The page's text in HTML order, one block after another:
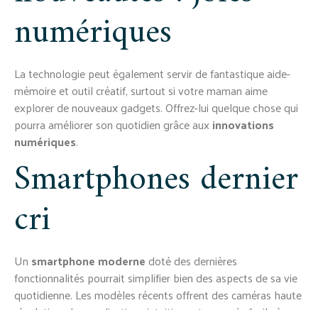
numériques
La technologie peut également servir de fantastique aide-
mémoire et outil créatif, surtout si votre maman aime
explorer de nouveaux gadgets. Offrez-lui quelque chose qui
pourra améliorer son quotidien grâce auxinnovations
numériques.
Smartphones dernier
cri
Un smartphone moderne doté des dernières
fonctionnalités pourrait simplifier bien des aspects de sa vie
quotidienne. Les modèles récents offrent des caméras haute